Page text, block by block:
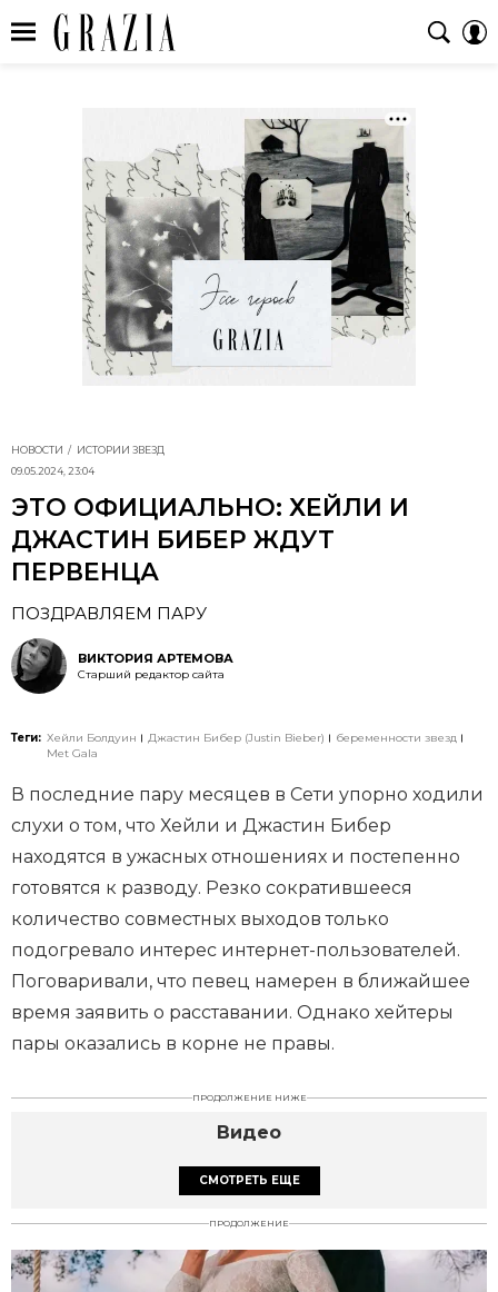
НОВОСТИ
ИСТОРИИ ЗВЕЗД
09.05.2024, 23:04
ЭТО ОФИЦИАЛЬНО: ХЕЙЛИ И
ДЖАСТИН БИБЕР ЖДУТ
ПЕРВЕНЦА
ПОЗДРАВЛЯЕМ ПАРУ
ВИКТОРИЯ АРТЕМОВА
Старший редактор сайта
Теги: Хейли Болдуин Джастин Бибер (Justin Bieber)
беременности звезд
Met Gala
В последние пару месяцев в Сети упорно ходили
слухи о том, что Хейли и Джастин Бибер
находятся в ужасных отношениях и постепенно
готовятся к разводу. Резко сократившееся
количество совместных выходов только
подогревало интерес интернет-пользователей.
Поговаривали, что певец намерен в ближайшее
время заявить о расставании. Однако хейтеры
пары оказались в корне не правы.
ПРОДОЛЖЕНИЕ НИЖЕ
Видео
СМОТРЕТЬ ЕЩЕ
ПРОДОЛЖЕНИЕ